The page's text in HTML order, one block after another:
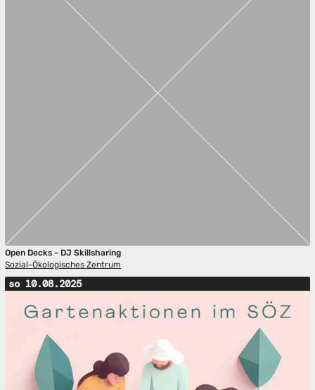
Open Decks - DJ Skillsharing
Sozial-Ökologisches Zentrum
so 10.08.2025